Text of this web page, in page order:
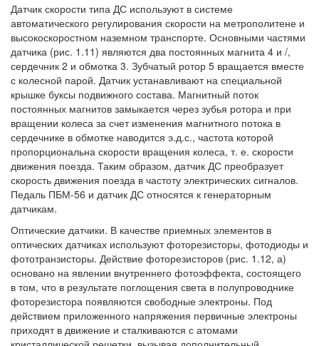
Датчик скорости типа ДС используют в системе
автоматического регулирования скорости на метрополитене и
высокоскоростном наземном транспорте. Основными частями
датчика (рис. 1.11) являются два постоянных магнита 4 и /,
сердечник 2 и обмотка 3. Зубчатый ротор 5 вращается вместе
с колесной парой. Датчик устанавливают на специальной
крышке буксы подвижного состава. Магнитный поток
постоянных магнитов замыкается через зубья ротора и при
вращении колеса за счет изменения магнитного потока в
сердечнике в обмотке наводится э.д.с., частота которой
пропорциональна скорости вращения колеса, т. е. скорости
движения поезда. Таким образом, датчик ДС преобразует
скорость движения поезда в частоту электрических сигналов.
Педаль ПБМ-56 и датчик ДС относятся к генераторным
датчикам.
Оптические датчики. В качестве приемных элементов в
оптических датчиках используют фоторезисторы, фотодиоды и
фототранзисторы. Действие фоторезисторов (рис. 1.12, а)
основано на явлении внутреннего фотоэффекта, состоящего
в том, что в результате поглощения света в полупроводнике
фоторезистора появляются свободные электроны. Под
действием приложенного напряжения первичные электроны
приходят в движение и сталкиваются с атомами